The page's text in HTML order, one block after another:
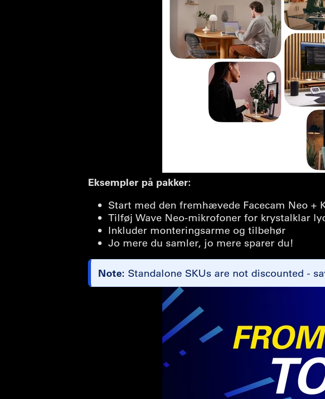
Eksempler på pakker:
Start med den fremhævede Facecam Neo +
Tilføj Wave Neo-mikrofoner for krystalklar
Inkluder monteringsarme og tilbehør
Jo mere du samler, jo mere sparer du!
Note: Standalone SKUs are not discounted -